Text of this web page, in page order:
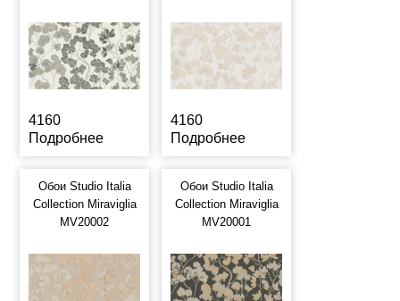
4160
Подробнее
4160
Подробнее
Обои Studio Italia
Collection Miraviglia
MV20002
Обои Studio Italia
Collection Miraviglia
MV20001